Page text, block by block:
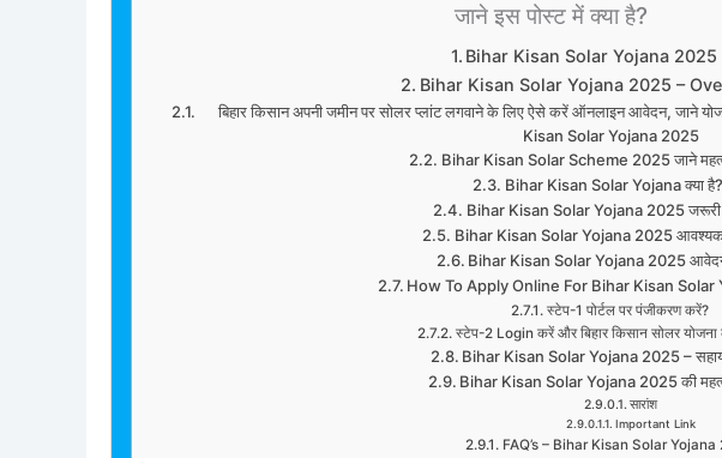
जाने इस पोस्ट में क्या है?
Bihar Kisan Solar Yojana 2025
Bihar Kisan Solar Yojana 2025 –
बिहार किसान अपनी जमीन पर सोलर प्लांट लगवाने के लिए ऐसे करें ऑनलाइन आवेदन, जाने
Kisan Solar Yojana 2025
Bihar Kisan Solar Scheme 2025 जाने
Bihar Kisan Solar Yojana क्या है?
Bihar Kisan Solar Yojana 2025 जरूरी
Bihar Kisan Solar Yojana 2025 आवश्यक
Bihar Kisan Solar Yojana 2025
How To Apply Online For Bihar Kisan Solar
स्टेप-1 पोर्टल पर पंजीकरण करें?
स्टेप-2 Login करें और बिहार किसान सोलर
Bihar Kisan Solar Yojana 2025 –
Bihar Kisan Solar Yojana 2025 की
सारांश
Important Link
FAQ’s – Bihar Kisan Solar